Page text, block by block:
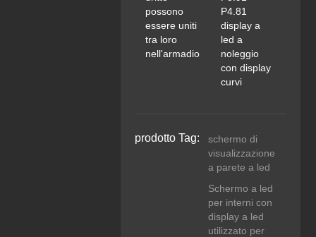
possono
essere uniti
tra loro
nell'armadio
P4.81
display a
led a
noleggio
con display
curvi
prodotto Tag:
schermo di
visualizzazione
a parete a led
Schermo a led
per interni con
display a led
utilizzato per